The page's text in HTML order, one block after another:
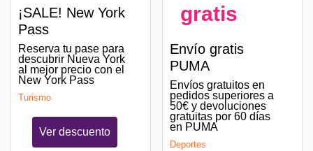
¡SALE! New York
Pass
Reserva tu pase para
descubrir Nueva York
al mejor precio con el
New York Pass
Turismo
Ver descuento
gratis
Envío gratis
PUMA
Envíos gratuitos en
pedidos superiores a
50€ y devoluciones
gratuitas por 60 días
en PUMA
Deportes